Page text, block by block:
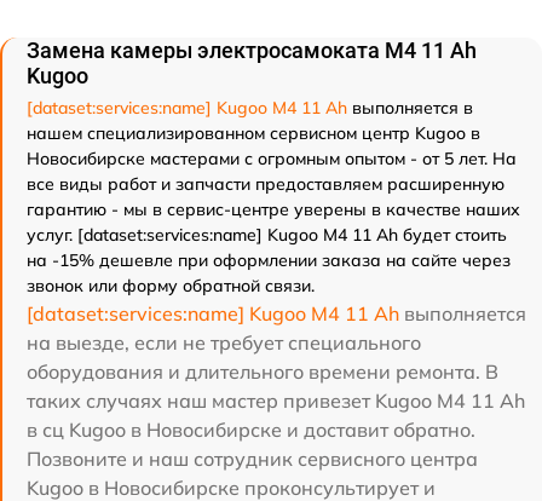
Замена камеры электросамоката M4 11 Ah
Kugoo
[dataset:services:name] Kugoo M4 11 Ah выполняется в
нашем специализированном сервисном центр Kugoo в
Новосибирске мастерами с огромным опытом - от 5 лет. На
все виды работ и запчасти предоставляем расширенную
гарантию - мы в сервис-центре уверены в качестве наших
услуг. [dataset:services:name] Kugoo M4 11 Ah будет стоить
на -15% дешевле при оформлении заказа на сайте через
звонок или форму обратной связи.
[dataset:services:name] Kugoo M4 11 Ah выполняется
на выезде, если не требует специального
оборудования и длительного времени ремонта. В
таких случаях наш мастер привезет Kugoo M4 11 Ah
в сц Kugoo в Новосибирске и доставит обратно.
Позвоните и наш сотрудник сервисного центра
Kugoo в Новосибирске проконсультирует и